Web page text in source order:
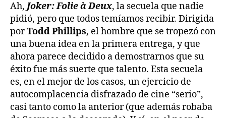
Ah, Joker: Folie à Deux, la secuela que nadie
pidió, pero que todos temíamos recibir. Dirigida
porTodd Phillips, el hombre que se tropezó con
una buena idea en la primera entrega, y que
ahora parece decidido a demostrarnos que su
éxito fue más suerte que talento. Esta secuela
es, en el mejor de los casos, un ejercicio de
autocomplacencia disfrazado de cine “serio”,
casi tanto como la anterior (que además robaba